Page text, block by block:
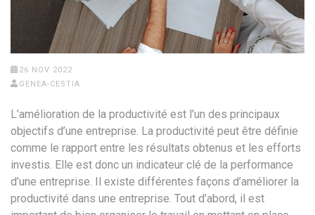
26 NOV 2022
GENEA-CESTIA
L’amélioration de la productivité est l’un des principaux
objectifs d’une entreprise. La productivité peut être définie
comme le rapport entre les résultats obtenus et les efforts
investis. Elle est donc un indicateur clé de la performance
d’une entreprise. Il existe différentes façons d’améliorer la
productivité dans une entreprise. Tout d’abord, il est